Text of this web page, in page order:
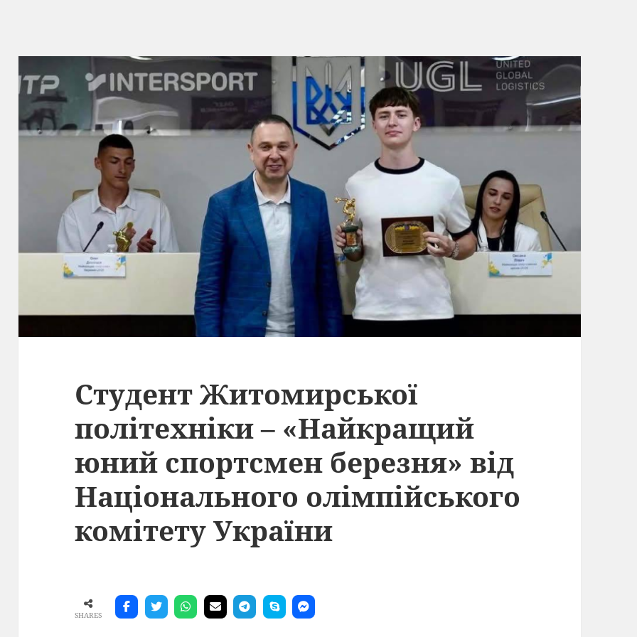
Студент Житомирської
політехніки – «Найкращий
юний спортсмен березня» від
Національного олімпійського
комітету України
SHARES